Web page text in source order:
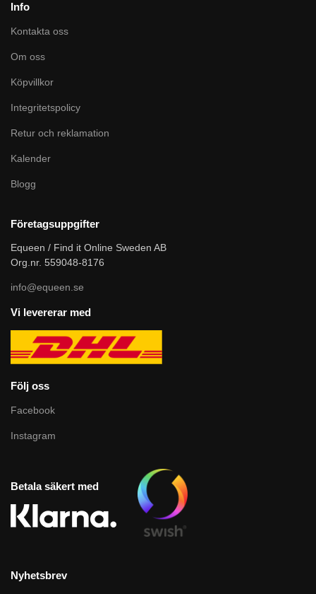
Info
Kontakta oss
Om oss
Köpvillkor
Integritetspolicy
Retur och reklamation
Kalender
Blogg
Företagsuppgifter
Equeen / Find it Online Sweden AB
Org.nr. 559048-8176
info@equeen.se
Vi levererar med
Följ oss
Facebook
Instagram
Betala säkert med
Nyhetsbrev